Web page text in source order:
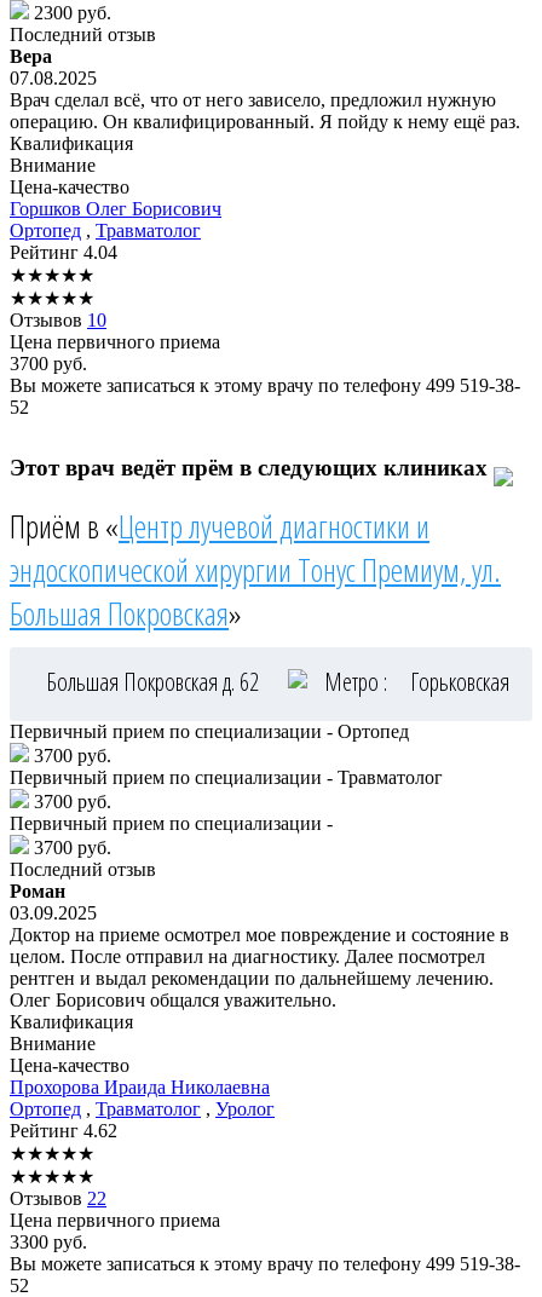
2300 руб.
Последний отзыв
Вера
07.08.2025
Врач сделал всё, что от него зависело, предложил нужную
операцию. Он квалифицированный. Я пойду к нему ещё раз.
Квалификация
Внимание
Цена-качество
Горшков Олег Борисович
Ортопед , Травматолог
Рейтинг 4.04
★★★★★
★★★★★
Отзывов 10
Цена первичного приема
3700 руб.
Вы можете записаться к этому врачу по телефону 499 519-38-
52
Этот врач ведёт прём в следующих клиниках
Приём в «Центр лучевой диагностики и
эндоскопической хирургии Тонус Премиум, ул.
Большая Покровская»
Большая Покровская д. 62 Метро : Горьковская
Первичный прием по специализации - Ортопед
3700 руб.
Первичный прием по специализации - Травматолог
3700 руб.
Первичный прием по специализации -
3700 руб.
Последний отзыв
Роман
03.09.2025
Доктор на приеме осмотрел мое повреждение и состояние в
целом. После отправил на диагностику. Далее посмотрел
рентген и выдал рекомендации по дальнейшему лечению.
Олег Борисович общался уважительно.
Квалификация
Внимание
Цена-качество
Прохорова Ираида Николаевна
Ортопед , Травматолог , Уролог
Рейтинг 4.62
★★★★★
★★★★★
Отзывов 22
Цена первичного приема
3300 руб.
Вы можете записаться к этому врачу по телефону 499 519-38-
52